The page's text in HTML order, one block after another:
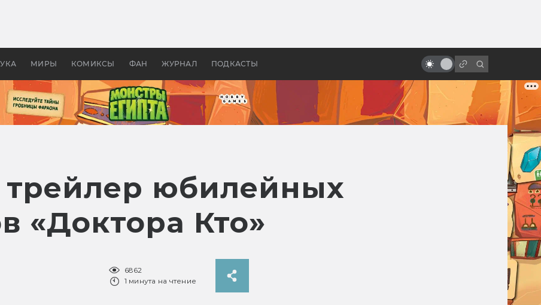
МИРЫ КОМИКСЫ ФАН ЖУРНАЛ ПОДКАСТЫ
колец»
Древней Грецией
неснятые
трейлер юбилейных
«Доктора Кто»
6862
1 минута на чтение